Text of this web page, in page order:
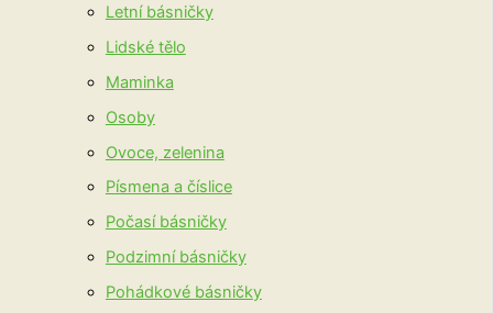
Letní básničky
Lidské tělo
Maminka
Osoby
Ovoce, zelenina
Písmena a číslice
Počasí básničky
Podzimní básničky
Pohádkové básničky